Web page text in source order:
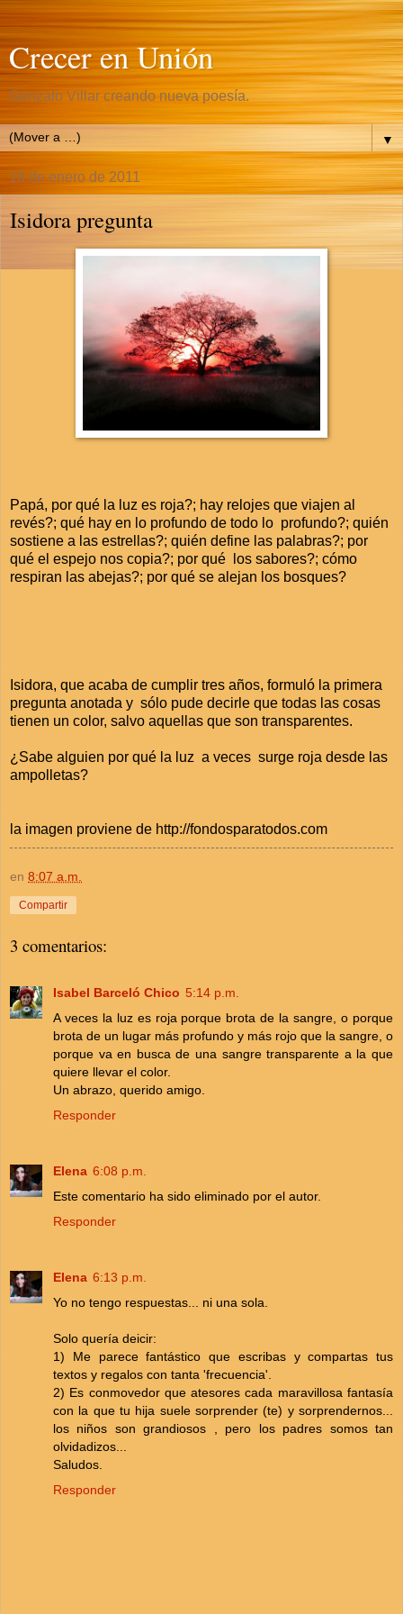
Crecer en Unión
Gonzalo Villar creando nueva poesía.
▼
18 de enero de 2011
Isidora pregunta
Papá, por qué la luz es roja?; hay relojes que viajen al
revés?; qué hay en lo profundo de todo lo profundo?; quién
sostiene a las estrellas?; quién define las palabras?; por
qué el espejo nos copia?; por qué los sabores?; cómo
respiran las abejas?; por qué se alejan los bosques?
Isidora, que acaba de cumplir tres años, formuló la primera
pregunta anotada y sólo pude decirle que todas las cosas
tienen un color, salvo aquellas que son transparentes.
¿Sabe alguien por qué la luz a veces surge roja desde las
ampolletas?
la imagen proviene de http://fondosparatodos.com
en 8:07 a.m.
Compartir
3 comentarios:
Isabel Barceló Chico 5:14 p.m.
A veces la luz es roja porque brota de la sangre, o porque
brota de un lugar más profundo y más rojo que la sangre, o
porque va en busca de una sangre transparente a la que
quiere llevar el color.
Un abrazo, querido amigo.
Responder
Elena 6:08 p.m.
Este comentario ha sido eliminado por el autor.
Responder
Elena 6:13 p.m.
Yo no tengo respuestas... ni una sola.
Solo quería deicir:
1) Me parece fantástico que escribas y compartas tus
textos y regalos con tanta 'frecuencia'.
2) Es conmovedor que atesores cada maravillosa fantasía
con la que tu hija suele sorprender (te) y sorprendernos...
los niños son grandiosos , pero los padres somos tan
olvidadizos...
Saludos.
Responder